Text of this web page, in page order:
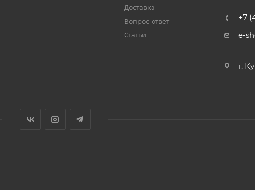
Доставка
Вопрос-ответ
Статьи
+7
e-
г.